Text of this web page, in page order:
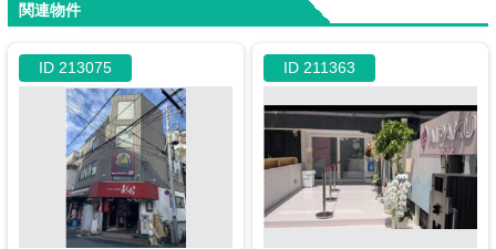
関連物件
ID 213075 ID 211363